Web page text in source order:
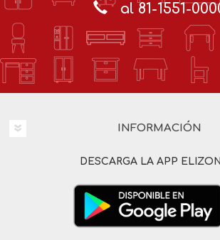
al 81-1551-
INFORMACIÓN
DESCARGA LA APP